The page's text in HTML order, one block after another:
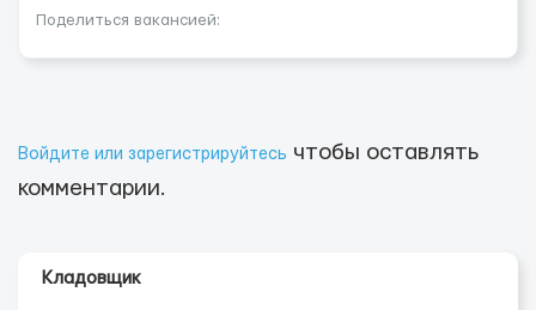
Поделиться вакансией:
Войдите или зарегистрируйтесь чтобы оставлять
комментарии.
Кладовщик